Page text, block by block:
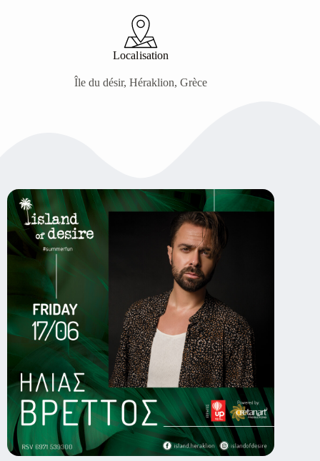
Localisation
Île du désir, Héraklion, Grèce